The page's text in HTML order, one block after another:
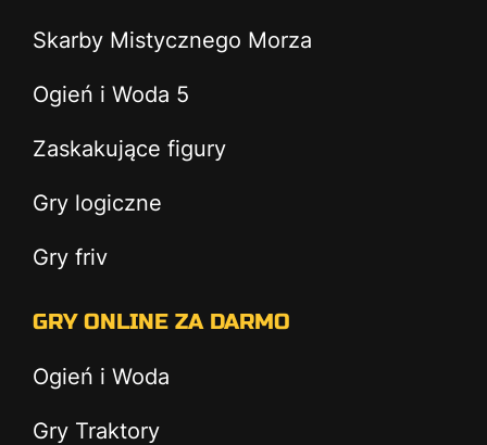
Skarby Mistycznego Morza
Ogień i Woda 5
Zaskakujące figury
Gry logiczne
Gry friv
GRY ONLINE ZA DARMO
Ogień i Woda
Gry Traktory